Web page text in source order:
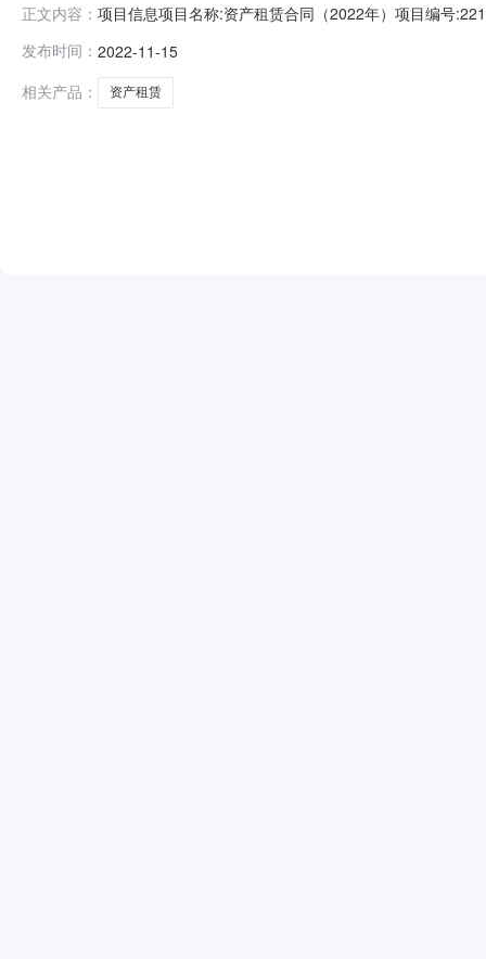
正文内容： 项目信息项目名称:资产租赁合同（2022年）项目编号
他事项：
发布时间： 2022-11-15
相关产品：
资产租赁